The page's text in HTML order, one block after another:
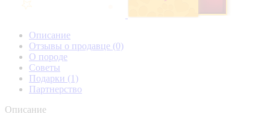
Описание
Отзывы о продавце (0)
О породе
Советы
Подарки (1)
Партнерство
Описание